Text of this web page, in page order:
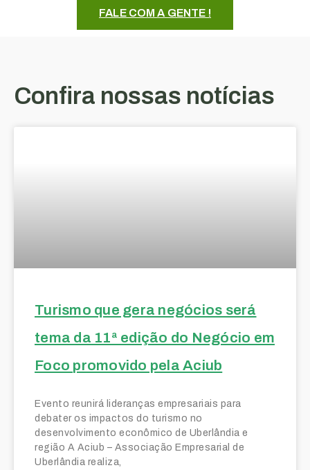
FALE COM A GENTE !
Confira nossas notícias
Turismo que gera negócios será
tema da 11ª edição do Negócio em
Foco promovido pela Aciub
Evento reunirá lideranças empresariais para
debater os impactos do turismo no
desenvolvimento econômico de Uberlândia e
região A Aciub – Associação Empresarial de
Uberlândia realiza,